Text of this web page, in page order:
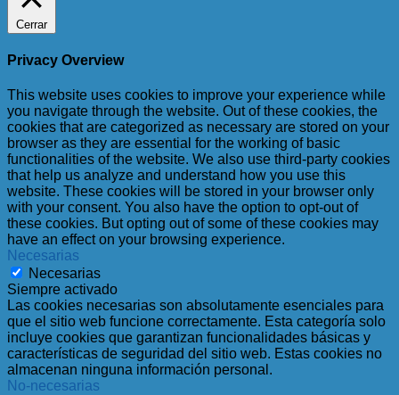
Cerrar
Privacy Overview
This website uses cookies to improve your experience while
you navigate through the website. Out of these cookies, the
cookies that are categorized as necessary are stored on your
browser as they are essential for the working of basic
functionalities of the website. We also use third-party cookies
that help us analyze and understand how you use this
website. These cookies will be stored in your browser only
with your consent. You also have the option to opt-out of
these cookies. But opting out of some of these cookies may
have an effect on your browsing experience.
Necesarias
Necesarias
Siempre activado
Las cookies necesarias son absolutamente esenciales para
que el sitio web funcione correctamente. Esta categoría solo
incluye cookies que garantizan funcionalidades básicas y
características de seguridad del sitio web. Estas cookies no
almacenan ninguna información personal.
No-necesarias